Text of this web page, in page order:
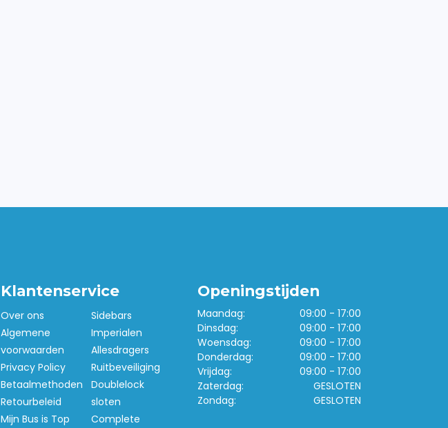
Klantenservice
Over ons
Algemene
voorwaarden
Privacy Policy
Betaalmethoden
Retourbeleid
Mijn Bus is Top
Sidebars
Imperialen
Allesdragers
Ruitbeveiliging
Doublelock
sloten
Complete
Openingstijden
Maandag:
09:00 - 17:00
Dinsdag:
09:00 - 17:00
Woensdag:
09:00 - 17:00
Donderdag:
09:00 - 17:00
Vrijdag:
09:00 - 17:00
Zaterdag:
GESLOTEN
Zondag:
GESLOTEN